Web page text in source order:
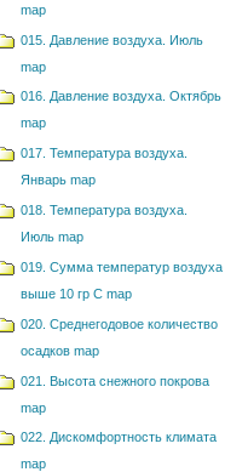
map
015. Давление воздуха. Июль
map
016. Давление воздуха. Октябрь
map
017. Температура воздуха.
Январь map
018. Температура воздуха.
Июль map
019. Сумма температур воздуха
выше 10 гр С map
020. Среднегодовое количество
осадков map
021. Высота снежного покрова
map
022. Дискомфортность климата
map